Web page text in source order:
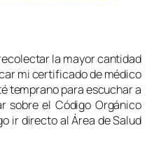
la mayor cantidad
mi certificado de médico
temprano para escuchar a
sobre el Código Orgánico
ir directo al Área de Salud